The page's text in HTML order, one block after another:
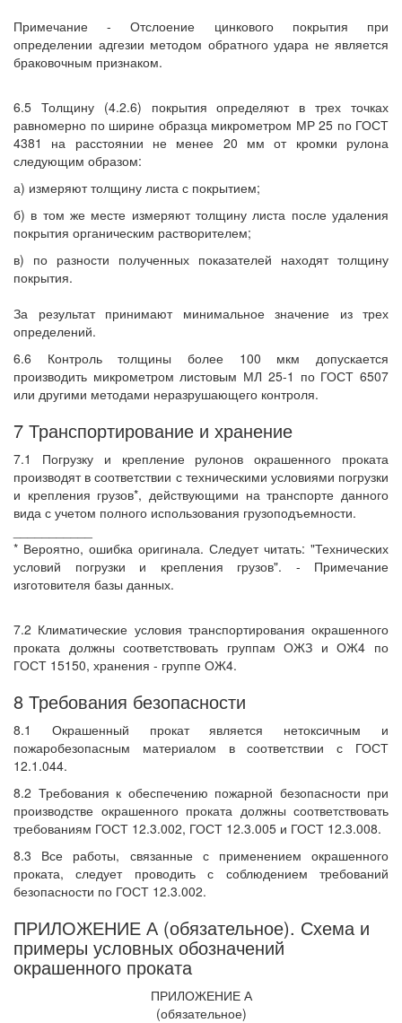
Примечание - Отслоение цинкового покрытия при
определении адгезии методом обратного удара не является
браковочным признаком.
6.5 Толщину (4.2.6) покрытия определяют в трех точках
равномерно по ширине образца микрометром МР 25 по ГОСТ
4381 на расстоянии не менее 20 мм от кромки рулона
следующим образом:
а) измеряют толщину листа с покрытием;
б) в том же месте измеряют толщину листа после удаления
покрытия органическим растворителем;
в) по разности полученных показателей находят толщину
покрытия.
За результат принимают минимальное значение из трех
определений.
6.6 Контроль толщины более 100 мкм допускается
производить микрометром листовым МЛ 25-1 по ГОСТ 6507
или другими методами неразрушающего контроля.
7 Транспортирование и хранение
7.1 Погрузку и крепление рулонов окрашенного проката
производят в соответствии с техническими условиями погрузки
и крепления грузов*, действующими на транспорте данного
вида с учетом полного использования грузоподъемности.
* Вероятно, ошибка оригинала. Следует читать: "Технических
условий погрузки и крепления грузов". - Примечание
изготовителя базы данных.
7.2 Климатические условия транспортирования окрашенного
проката должны соответствовать группам ОЖЗ и ОЖ4 по
ГОСТ 15150, хранения - группе ОЖ4.
8 Требования безопасности
8.1 Окрашенный прокат является нетоксичным и
пожаробезопасным материалом в соответствии с ГОСТ
12.1.044.
8.2 Требования к обеспечению пожарной безопасности при
производстве окрашенного проката должны соответствовать
требованиям ГОСТ 12.3.002, ГОСТ 12.3.005 и ГОСТ 12.3.008.
8.3 Все работы, связанные с применением окрашенного
проката, следует проводить с соблюдением требований
безопасности по ГОСТ 12.3.002.
ПРИЛОЖЕНИЕ А (обязательное). Схема и
примеры условных обозначений
окрашенного проката
ПРИЛОЖЕНИЕ А
(обязательное)